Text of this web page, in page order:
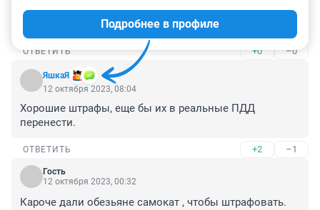
Инвалид и онажемать в каршеринге, это уже смешно.
ОТВЕТИТЬ +0 –0
ЯшкаЯ
Подробнее в профиле
12 октября 2023, 08:04
Хорошие штрафы, еще бы их в реальные ПДД
перенести.
ОТВЕТИТЬ +2 –1
Гость
12 октября 2023, 00:32
Кароче дали обезьяне самокат , чтобы штрафовать.